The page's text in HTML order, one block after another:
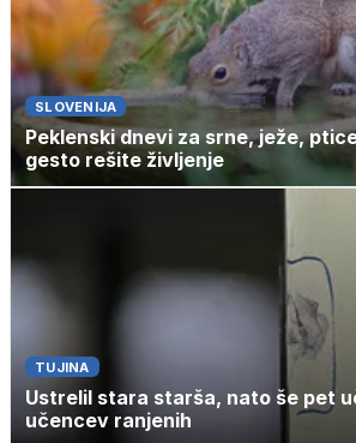
SLOVENIJA
Peklenski dnevi za srne, ježe,
gesto rešite življenje
TUJINA
Ustrelil stara starša, nato še pet
učencev ranjenih